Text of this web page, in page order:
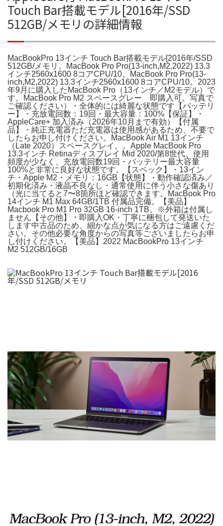
Touch Bar搭載モデル[2016年/SSD
512GB/メモリの詳細情報
MacBookPro 13インチ Touch Bar搭載モデル[2016年/SSD
512GB/メモリ。MacBook Pro Pro(13-inch,M2,2022) 13.3
インチ2560x1600 8コアCPU/10。MacBook Pro Pro(13-
inch,M2,2022) 13.3インチ2560x1600 8コアCPU/10。2023
年9月に購入したMacBook Pro（13インチ／M2モデル）で
す。MacBook Pro M2 スペースグレー 即購入可。写真で
ご確認ください）・全体的には綺麗な状態です【バッテリ
ー】・充放電回数：19回・最大容量：100%【保証】・
AppleCare+ 加入済み（2026年10月まで有効）【付属
品】・純正充電器ただ充電器は使用感があるため、不要で
したらお申し付けください。MacBook Air M1 13インチ
（Late 2020）スペースグレイ。。Apple MacBook Pro
13.3インチ Retinaディスプレイ Mid 2020/第8世代。使用
頻度が少なく、充放電回数19回・バッテリー最大容量
100%と非常に良好な状態です。【スペック】・13イン
チ・Apple M2・メモリ：16GB【状態】・動作確認済み／
初期化済み・液晶不良なし・通常使用に伴う小さな傷あり
（光に当てると7〜8箇所ほど確認できます。MacBook Pro
14インチ M1 Max 64GB/1TB 付属品完備。【美品】
Macbook Pro M1 Pro 32GB 16-inch 1TB。※外箱は付属し
ません【その他】・即購入OK・丁寧に梱包して発送いた
します中古品のため、細かな点が気になる方はご遠慮くだ
さい。その他必要な角度からの写真等ございましたらお申
し付けください。【美品】2022 MacBookPro 13インチ
M2 512GB/16GB